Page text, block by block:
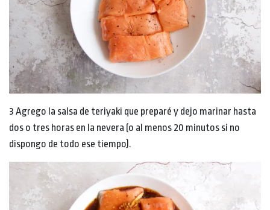
3 Agrego la salsa de teriyaki que preparé y dejo marinar hasta
dos o tres horas en la nevera (o al menos 20 minutos si no
dispongo de todo ese tiempo).